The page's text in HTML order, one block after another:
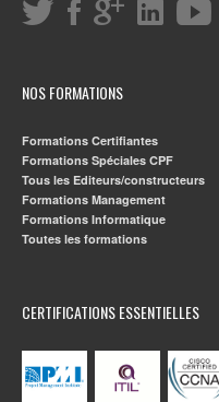
NOS FORMATIONS
Formations Certifiantes
Formations Spéciales CPF
Tous les Editeurs/constructeurs
Formations Management
Formations Informatique
Toutes les formations
CERTIFICATIONS ESSENTIELLES